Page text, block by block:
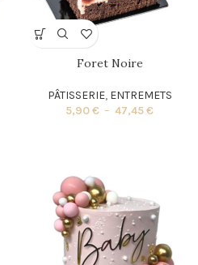
Foret Noire
PÂTISSERIE, ENTREMETS
5,90€ – 47,45€